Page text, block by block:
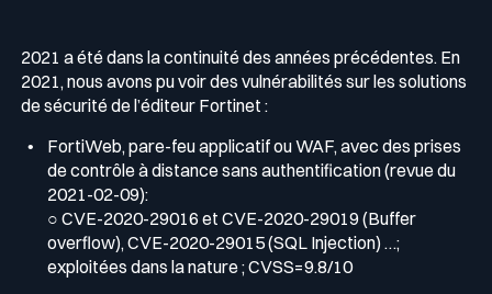
2021 a été dans la continuité des années précédentes. En
2021, nous avons pu voir des vulnérabilités sur les solutions
de sécurité de l’éditeur Fortinet :
FortiWeb, pare-feu applicatif ou WAF, avec des prises
de contrôle à distance sans authentification (revue du
2021-02-09):
○ CVE-2020-29016 et CVE-2020-29019 (Buffer
overflow), CVE-2020-29015 (SQL Injection) …;
exploitées dans la nature ; CVSS=9.8/10